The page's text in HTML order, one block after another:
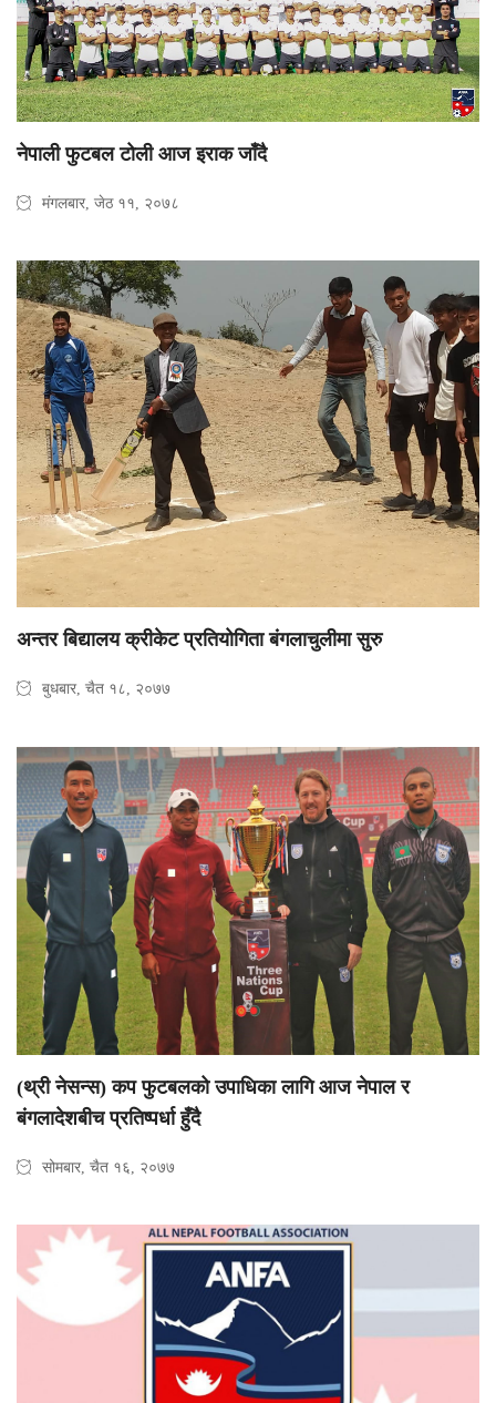
नेपाली फुटबल टोली आज इराक जाँदै
मंगलबार, जेठ ११, २०७८
अन्तर बिद्यालय क्रीकेट प्रतियोगिता बंगलाचुलीमा सुरु
बुधबार, चैत १८, २०७७
(थ्री नेसन्स) कप फुटबलको उपाधिका लागि आज नेपाल र
बंगलादेशबीच प्रतिष्पर्धा हुँदै
सोमबार, चैत १६, २०७७